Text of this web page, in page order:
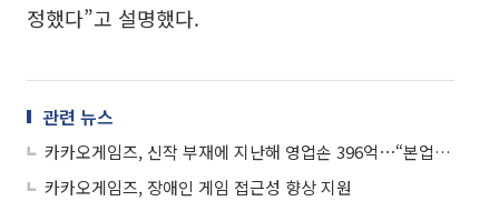
정했다”고 설명했다.
관련 뉴스
카카오게임즈, 신작 부재에 지난해 영업손 396억⋯“본업 게임 집중, 기대작 순차 공개”
카카오게임즈, 장애인 게임 접근성 향상 지원